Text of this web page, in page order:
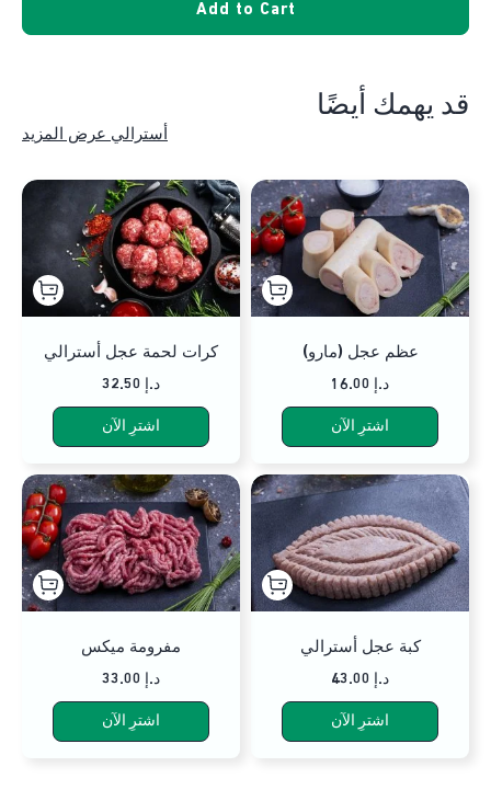
Add to Cart
قد يهمك أيضًا
أسترالي عرض المزيد
عظم عجل (مارو)
16.00 د.إ
اشترِ الآن
كرات لحمة عجل أسترالي
32.50 د.إ
اشترِ الآن
كبة عجل أسترالي
43.00 د.إ
اشترِ الآن
مفرومة ميكس
33.00 د.إ
اشترِ الآن